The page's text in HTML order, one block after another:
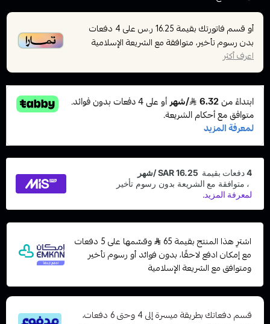
أو قسم فاتورتك بقيمة 16.25 ر.س على4 دفعات
بدون رسوم تأخير، متوافقة مع الشريعة الإسلامية
اعرف أكثر
اشترِ هذا المنتج بقيمة 65
وقسّمها على 5 دفعات
مع إمكان ادفع لاحقًا، بدون فوائد أو رسوم تأخير
ومتوافق مع الشريعة الإسلامية
قسم دفعاتك بطريقة ميسرة إلى 4 وحتى 6 دفعات،